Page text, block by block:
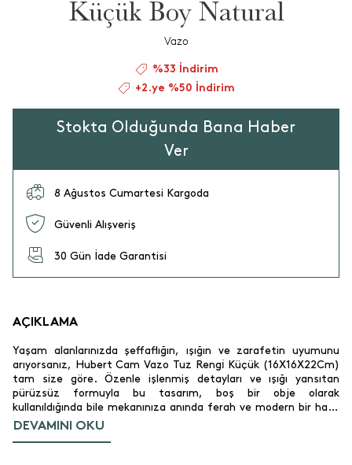
Küçük Boy Natural
Vazo
%33 İndirim
+2.ye %50 İndirim
Stokta Olduğunda Bana Haber
Ver
8 Ağustos Cumartesi Kargoda
Güvenli Alışveriş
30 Gün İade Garantisi
AÇIKLAMA
Yaşam alanlarınızda şeffaflığın, ışığın ve zarafetin uyumunu
arıyorsanız, Hubert Cam Vazo Tuz Rengi̇ Küçük (16X16X22Cm)
tam size göre. Özenle işlenmiş detayları ve ışığı yansıtan
pürüzsüz formuyla bu tasarım, boş bir obje olarak
kullanıldığında bile mekanınıza anında ferah ve modern bir hava
katar. Salonlarınızda ayna önlerinde, yemek masanızın
DEVAMINI OKU